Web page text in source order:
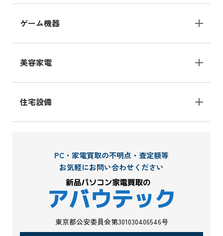
ゲーム機器
美容家電
住宅設備
PC・家電買取の不明点・査定額等
お気軽にお問い合わせください
東京都公安委員会第301030406546号